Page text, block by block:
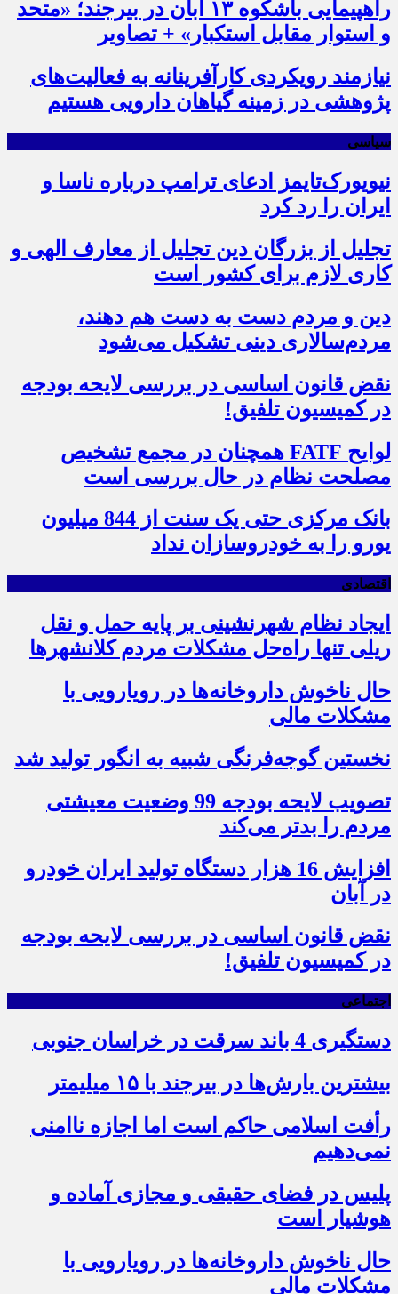
راهپیمایی باشکوه ۱۳ آبان در بیرجند؛ «متحد
و استوار مقابل استکبار» + تصاویر
نیازمند رویکردی کارآفرینانه به فعالیت‌های
پژوهشی در زمینه گیاهان دارویی هستیم
سیاسی
نیویورک‌تایمز ادعای ترامپ درباره ناسا و
ایران را رد کرد
تجلیل از بزرگان دین تجلیل از معارف الهی و
کاری لازم برای کشور است
دین و مردم دست به‌ دست هم دهند،
مردم‌سالاری دینی تشکیل می‌شود
نقض قانون اساسی در بررسی لایحه بودجه
در کمیسیون تلفیق!
لوایح FATF همچنان در مجمع تشخیص
مصلحت نظام در حال بررسی است
بانک مرکزی حتی یک سنت از 844 میلیون
یورو را به خودروسازان نداد
اقتصادی
ایجاد نظام شهرنشینی بر پایه حمل و نقل
ریلی تنها راه‌حل مشکلات مردم کلانشهرها
حال ناخوش داروخانه‌ها در رویارویی با
مشکلات مالی
نخستین گوجه‌فرنگی شبیه به انگور تولید شد
تصویب لایحه بودجه 99 وضعیت معیشتی
مردم را بدتر می‌کند
افزایش 16 هزار دستگاه تولید ایران خودرو
در آبان
نقض قانون اساسی در بررسی لایحه بودجه
در کمیسیون تلفیق!
اجتماعی
دستگیری 4 باند سرقت در خراسان جنوبی
بیشترین بارش‌ها در بیرجند با ۱۵ میلیمتر
رأفت اسلامی حاکم است اما اجازه ناامنی
نمی‌دهیم
پلیس در فضای حقیقی و مجازی آماده و
هوشیار است
حال ناخوش داروخانه‌ها در رویارویی با
مشکلات مالی